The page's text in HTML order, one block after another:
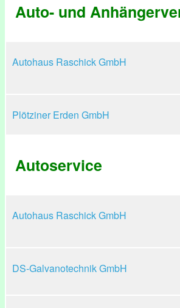
Auto- und
Autohaus Raschick GmbH
Plötziner Erden GmbH
Autoservice
Autohaus Raschick GmbH
DS-Galvanotechnik GmbH